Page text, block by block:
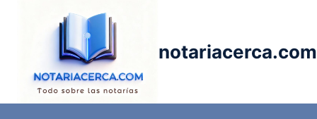
notariacerca.com